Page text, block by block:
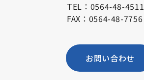
TEL： 0564-48-4511
FAX：0564-48-7756
お問い合わせ